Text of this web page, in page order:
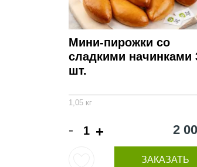
Мини-пирожки со
сладкими начинками
шт.
1,05 кг
- + 2
ЗАКАЗАТЬ